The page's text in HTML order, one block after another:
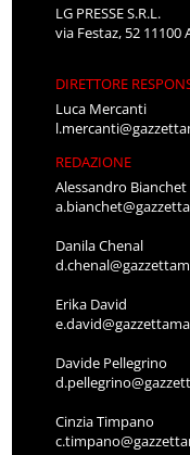
LG PRESSE S.R.L.
via Festaz, 52 11100
DIRETTORE
Luca Mercanti
REDAZIONE
Alessandro Bianchet
Danila Chenal
Erika David
Davide Pellegrino
Cinzia Timpano